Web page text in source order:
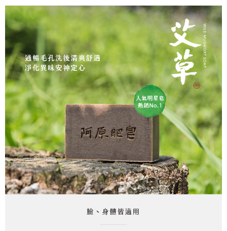
【注意事項】
1.本服務係由「台灣大哥大股份有限公司」（以下簡稱本公司）所提供，讓
用戶於交易時，得透過本服務購買商品或服務，並由商店將買賣／分期付款
買賣價金債權讓與本公司後，依約使用本公司帳單繳交帳款。
2.基於同意付款使用「大哥付你分期」之契約關係目的，商店將以您的個人
資料（包含姓名、電話或地址）提供予台灣大哥大進項蒐集、處理及利用，
由本公司與您本人進行分期帳單所需資料之確認、核對及更正。
3.完整用戶服務條款，請詳閱以下連結： https://oppay.tw/userRule
３．收到繳費通知簡訊後14天內，點擊此簡訊中的連結，可透過四大超商／
ATM／網路銀行／等多元方式進行付款，方視為交易完成。
※ 請注意：結帳手續完成當下不需立刻繳費，但若您需要取消訂單，請聯絡
購買商品的店家。未經商家同意取消之訂單仍視為有效，需透過AFTEE先享
後付繳納相關費用。
※ 交易是否成功請以「AFTEE先享後付 」之結帳頁面顯示為準，若有關於
是否繳費成功／繳費後需取消欲退款等相關疑問，請聯繫「AFTEE先享後付
客戶支援中心」https://netprotections.freshdesk.com/support/home
【注意事項】
１．透過由恩沛科技股份有限公司提供之「AFTEE先享後付」服務完成之交
易，需依本服務之必要範圍內提供個人資料，並將交易相關給付款項請求債
權轉讓予恩沛科技股份有限公司。
２．關於個人資料處理事宜，請瀏覽以下網址：
https://aftee.tw/terms/#terms3
３．未成年的使用者請事先徵得法定代理人或監護人之同意方可使用
「AFTEE先享後付」，若未經同意申辦者引起之損失，本公司不負相關責
任。
４．使用「AFTEE先享後付」時，將依據個別帳號之用戶狀況，依本公司即
時審查核予不同之上限額度；若仍有額度不足之情形，本公司將視審查結果
請求用戶進行身份認證。
５．嚴禁一人註冊多個帳號或使用他人資訊註冊。若發現惡意使用之情形，
⭕超取僅提供付款後7-11取貨
每筆NT$100，滿NT$1,000(含以上)免運費
黑貓宅配｜線上支付
每筆NT$100，滿NT$1,000(含以上)免運費
離島宅配
每筆NT$280，滿NT$3,000(含以上)免運費